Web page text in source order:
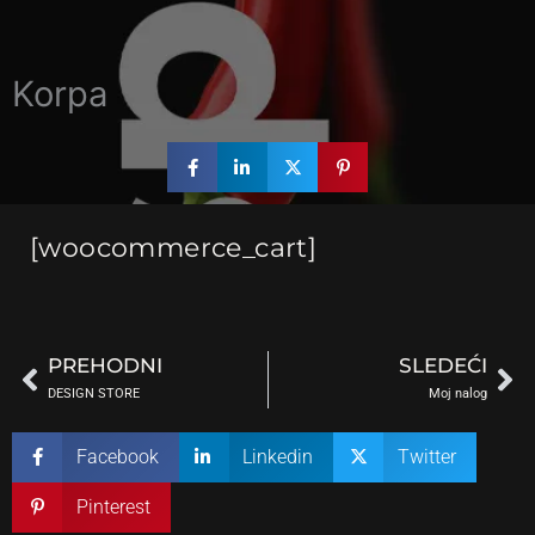
Korpa
[woocommerce_cart]
Prev
PREHODNI
DESIGN STORE
SLEDEĆI
Moj nalog
Facebook Linkedin Twitter
Pinterest